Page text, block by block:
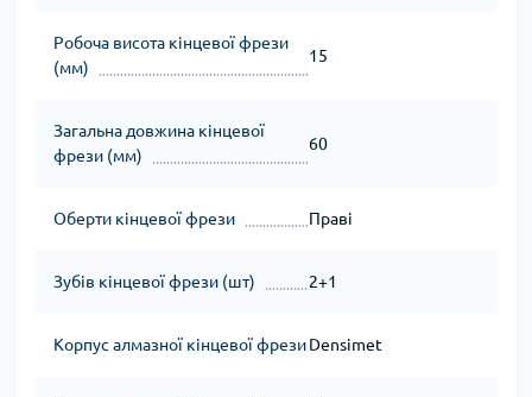
Робоча висота кінцевої фрези
(мм)
15
Загальна довжина кінцевої
фрези (мм)
60
Оберти кінцевої фрези Праві
Зубів кінцевої фрези (шт) 2+1
Корпус алмазної кінцевої фрезиDensimet